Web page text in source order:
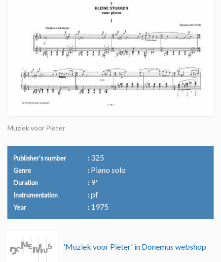
Muziek voor Pieter
Publisher's number 325
Genre Piano solo
Duration 9'
Instrumentation pf
Year 1975
'Muziek voor Pieter' in Donemus webshop